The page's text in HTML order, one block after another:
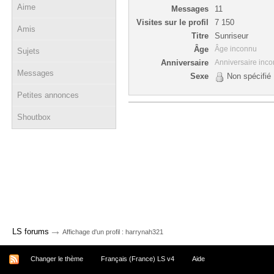
Aime
Amis
Sujets
Messages
Petites annonces
Shoutbox
Messages
11
Visites sur le profil
7 150
Titre
Sunriseur
Âge
Âge inconnu
Anniversaire Anniversaire
Sexe Non spécifié
LS forums → Affichage d'un profil : harrynah321
Changer le thème Français (France) LS v4 Aide